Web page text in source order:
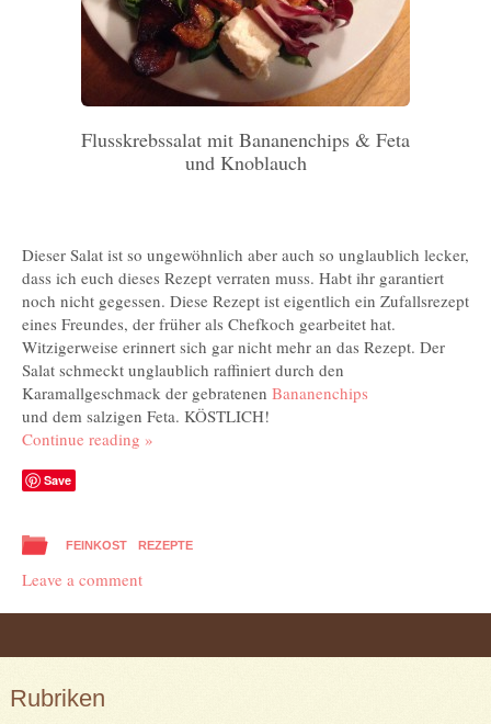
Flusskrebssalat mit Bananenchips & Feta
und Knoblauch
Dieser Salat ist so ungewöhnlich aber auch so unglaublich lecker,
dass ich euch dieses Rezept verraten muss. Habt ihr garantiert
noch nicht gegessen. Diese Rezept ist eigentlich ein Zufallsrezept
eines Freundes, der früher als Chefkoch gearbeitet hat.
Witzigerweise erinnert sich gar nicht mehr an das Rezept. Der
Salat schmeckt unglaublich raffiniert durch den
Karamallgeschmack der gebratenen Bananenchips
und dem salzigen Feta. KÖSTLICH!
Continue reading »
Save
FEINKOST REZEPTE
Leave a comment
Post navigation
Rubriken